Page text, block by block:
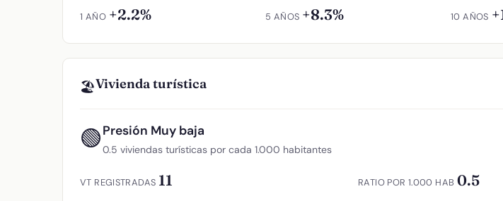
1 AÑO +2.2% 5 AÑOS +8.3% 10 AÑOS
🏖️Vivienda turística
🟢Presión Muy baja
0.5 viviendas turísticas por cada 1.000 habitantes
VT REGISTRADAS 11 RATIO POR 1.000 HAB 0.5